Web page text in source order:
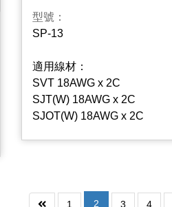
型號：
SP-13
適用線材：
SVT 18AWG x 2C
SJT(W) 18AWG x 2C
SJOT(W) 18AWG x 2C
1 2 3 4